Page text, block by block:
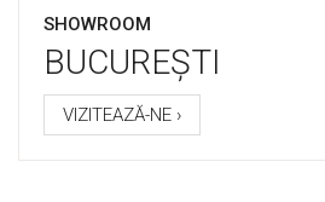
SHOWROOM
BUCUREȘTI
VIZITEAZĂ-NE ›